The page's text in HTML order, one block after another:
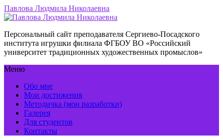
Павлова Людмила Николаевна
Персональный сайт преподавателя Сергиево-Посадского
института игрушки филиала ФГБОУ ВО «Российский
университет традиционных художественных промыслов»
Меню
Обо мне
Мои достижения
Методичка (мои разработки)
Галерея
Для студентов
Контакты